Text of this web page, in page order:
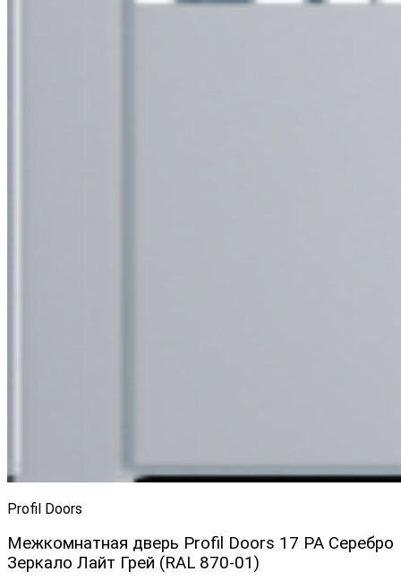
Profil Doors
Межкомнатная дверь Profil Doors 17 PA Серебро
Зеркало Лайт Грей (RAL 870-01)